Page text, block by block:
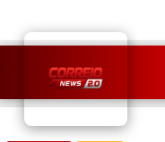
content